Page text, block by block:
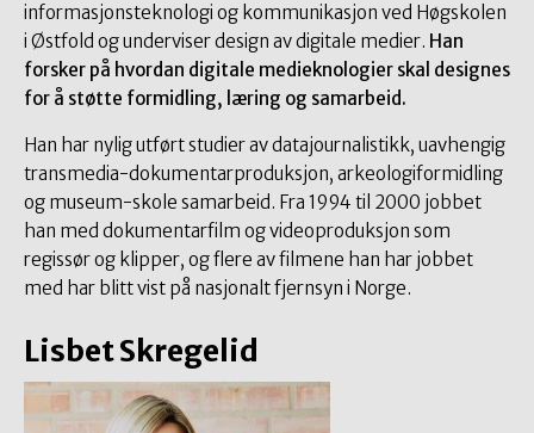
informasjonsteknologi og kommunikasjon ved Høgskolen
i Østfold og underviser design av digitale medier. Han
forsker på hvordan digitale medieknologier skal designes
for å støtte formidling, læring og samarbeid.
Han har nylig utført studier av datajournalistikk, uavhengig
transmedia-dokumentarproduksjon, arkeologiformidling
og museum-skole samarbeid. Fra 1994 til 2000 jobbet
han med dokumentarfilm og videoproduksjon som
regissør og klipper, og flere av filmene han har jobbet
med har blitt vist på nasjonalt fjernsyn i Norge.
Lisbet Skregelid